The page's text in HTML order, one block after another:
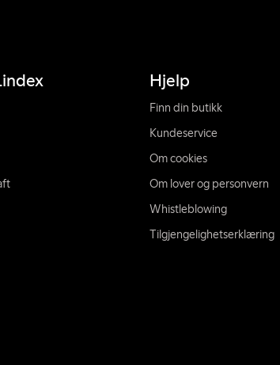
Hjelp
Finn din butikk
Kundeservice
Om cookies
Om lover og personvern
Whistleblowing
Tilgjengelighetserklæring